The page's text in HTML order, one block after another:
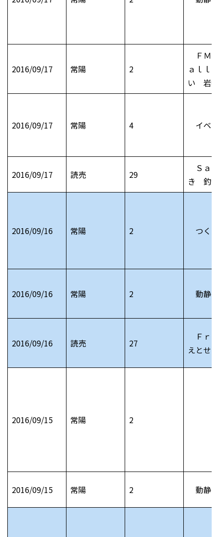
2016/09/17 常陽 2
ＦＭ
ａｌｌ
い 岩
2016/09/17 常陽 4 イベ
2016/09/17 読売 29
Ｓａ
き 釣
2016/09/16 常陽 2 つく
2016/09/16 常陽 2 動静
2016/09/16 読売 27
Ｆｒ
えとせ
2016/09/15 常陽 2
2016/09/15 常陽 2 動静